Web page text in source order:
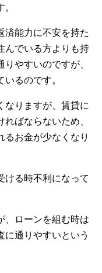
済能力に不安を持た
んでいる方よりも持
やすいのですが、
るのです。
なりますが、賃貸に
ばならないため、
るお金が少なくなり
ける時不利になって
、ローンを組む時は
に通りやすいという